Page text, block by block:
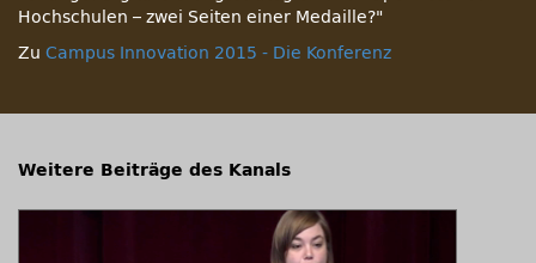
Hochschulen – zwei Seiten einer Medaille?
Zu Campus Innovation 2015 - Die Konferenz
Weitere Beiträge des Kanals